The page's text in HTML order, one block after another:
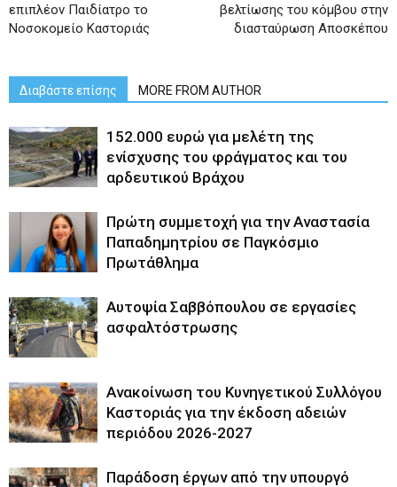
επιπλέον Παιδίατρο το
Νοσοκομείο Καστοριάς
βελτίωσης του κόμβου στην
διασταύρωση Αποσκέπου
Διαβάστε επίσης MORE FROM AUTHOR
152.000 ευρώ για μελέτη της
ενίσχυσης του φράγματος και του
αρδευτικού Βράχου
Πρώτη συμμετοχή για την Αναστασία
Παπαδημητρίου σε Παγκόσμιο
Πρωτάθλημα
Αυτοψία Σαββόπουλου σε εργασίες
ασφαλτόστρωσης
Ανακοίνωση του Κυνηγετικού Συλλόγου
Καστοριάς για την έκδοση αδειών
περιόδου 2026-2027
Παράδοση έργων από την υπουργό